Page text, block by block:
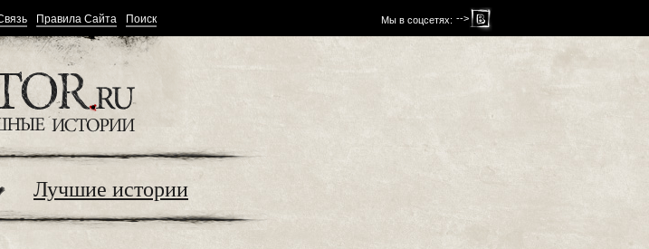
Мы в соцсетях: -->
Правила Сайта Поиск
Лучшие истории